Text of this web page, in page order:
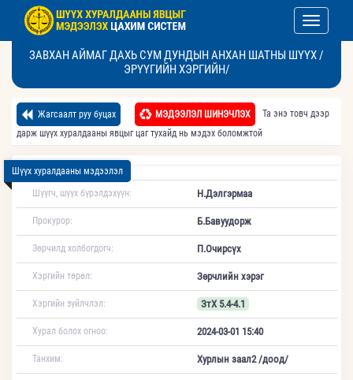
Toggle
ЗАВХАН АЙМАГ ДАХЬ СУМ ДУНДЫН АНХАН ШАТНЫ ШҮҮХ /
ЭРҮҮГИЙН ХЭРГИЙН/
Жагсаалт руу буцах МЭДЭЭЛЭЛ ШИНЭЧЛЭХ
Та энэ товч дээр
дарж шүүх хуралдааны явцыг цаг тухайд нь мэдэх боломжтой
Шүүх хуралдааны мэдээлэл
Шүүгч, шүүх бүрэлдэхүүн:
Н.Дэлгэрмаа
Прокурор: Б.Бавуудорж
Зөрчилд холбогдогч: П.Очирсүх
Хэргийн төрөл: Зөрчлийн хэрэг
Хэргийн зүйлчлэл: ЗтХ 5.4-4.1
Хурал болох огноо: 2024-03-01 15:40
Танхим: Хурлын заал2 /доод/